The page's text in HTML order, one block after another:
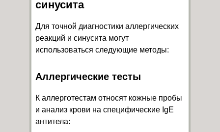
синусита
Для точной диагностики аллергических
реакций и синусита могут
использоваться следующие методы:
Аллергические тесты
К аллерготестам относят кожные пробы
и анализ крови на специфические IgE
антитела: